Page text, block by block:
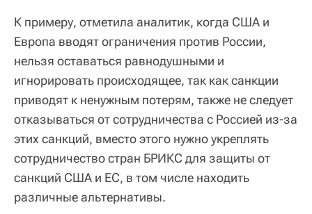
К примеру, отметила аналитик, когда США и
Европа вводят ограничения против России,
нельзя оставаться равнодушными и
игнорировать происходящее, так как санкции
приводят к ненужным потерям, также не следует
отказываться от сотрудничества с Россией из-за
этих санкций, вместо этого нужно укреплять
сотрудничество стран БРИКС для защиты от
санкций США и ЕС, в том числе находить
различные альтернативы.